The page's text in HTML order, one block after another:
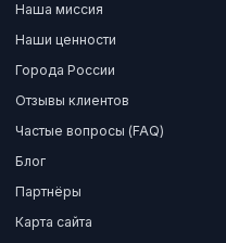
Наша миссия
Наши ценности
Города России
Отзывы клиентов
Частые вопросы (FAQ)
Блог
Партнёры
Карта сайта